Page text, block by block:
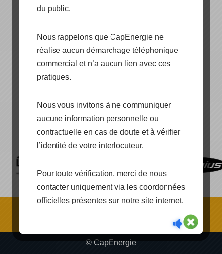
[SHOW PICTURE LIST]
© CapEnergie
du public.
Nous rappelons que CapEnergie ne
réalise aucun démarchage téléphonique
commercial et n’a aucun lien avec ces
pratiques.
Nous vous invitons à ne communiquer
aucune information personnelle ou
contractuelle en cas de doute et à vérifier
l’identité de votre interlocuteur.
Pour toute vérification, merci de nous
contacter uniquement via les coordonnées
officielles présentes sur notre site internet.